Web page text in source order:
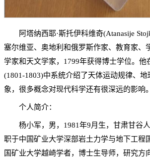
阿塔纳西耶·斯托伊科维奇(Atanasije
塞尔维亚、奥地利和俄罗斯作家、教育家、
学家和天文学家，1799年获得博士学位。他
(1801-1803)中系统介绍了天体运动规律、
象，很多概念对现代科学还有很深远的影响。
个人简介：
杨小军，男， 1981年9月生，甘肃甘谷
职于中国矿业大学深部岩土力学与地下工程
国矿业大学越崎学者，博士生导师，研究方